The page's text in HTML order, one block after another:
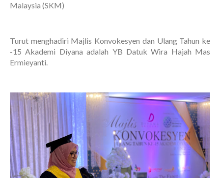
Malaysia (SKM)
Turut menghadiri Majlis Konvokesyen dan Ulang Tahun ke
-15 Akademi Diyana adalah YB Datuk Wira Hajah Mas
Ermieyanti.